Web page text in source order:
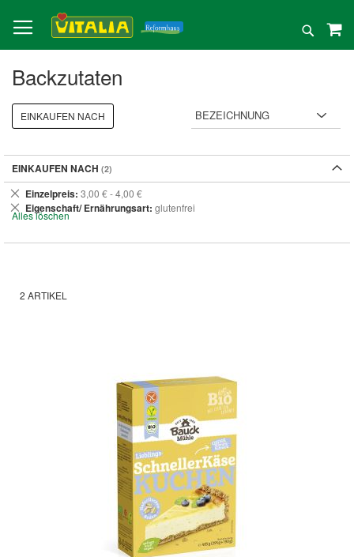
zum
Inhalt
Suche
Backzutaten
2 ARTIKEL
EINKAUFEN NACH
EINKAUFEN NACH
Einzelpreis 3,00 € - 4,00 €
Dies
entfernen
Eigenschaft/ Ernährungsart glutenfrei
Dies
entfernen
Alles löschen